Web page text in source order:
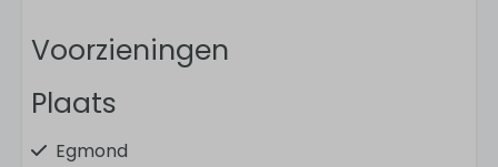
Voorzieningen
Plaats
Egmond